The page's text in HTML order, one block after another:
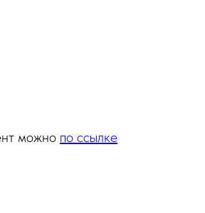
можно по ссылке